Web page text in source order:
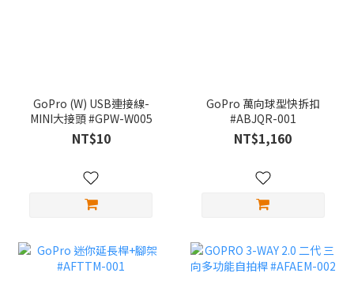
GoPro (W) USB連接線-
MINI大接頭 #GPW-W005
NT$10
GoPro 萬向球型快拆扣
#ABJQR-001
NT$1,160